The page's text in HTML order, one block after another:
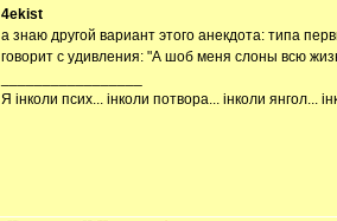
4ekist
а знаю другой вариант этого анекдота: типа
говорит с удивления: "А шоб меня слоны всю
Я інколи псих... інколи потвора... інколи янгол...